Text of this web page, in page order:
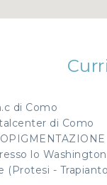
di Como
di Como
lo
(Protesi -